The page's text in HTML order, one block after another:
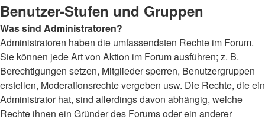
Benutzer-Stufen und Gruppen
Was sind Administratoren?
Administratoren haben die umfassendsten Rechte im Forum.
Sie können jede Art von Aktion im Forum ausführen; z. B.
Berechtigungen setzen, Mitglieder sperren, Benutzergruppen
erstellen, Moderationsrechte vergeben usw. Die Rechte, die ein
Administrator hat, sind allerdings davon abhängig, welche
Rechte ihnen ein Gründer des Forums oder ein anderer